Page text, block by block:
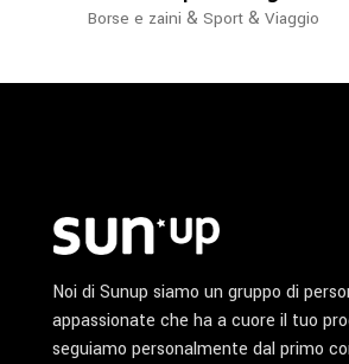
essere
Borse e zaini & Sport & Viaggio
Noi di Sunup siamo un gruppo di
appassionate che ha a cuore il tuo
seguiamo personalmente dal primo